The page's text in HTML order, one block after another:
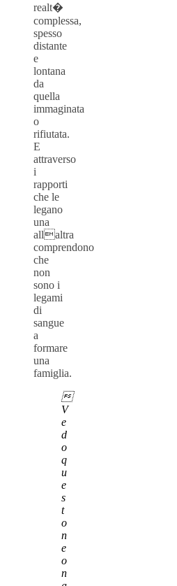
realt�
complessa,
spesso
distante
e
lontana
da
quella
immaginata
o
rifiutata.
E
attraverso
i
rapporti
che le
legano
una
allaltra
comprendono
che
non
sono i
legami
di
sangue
a
formare
una
famiglia.
V
e
d
o
q
u
e
s
t
o
n
e
o
n